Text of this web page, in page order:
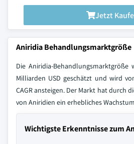
Jetzt
Aniridia Behandlungsmarktgröße
Die Aniridia-
Milliarden USD geschätzt und wird
CAGR ansteigen. Der Markt hat durch
von Aniridien ein erhebliches
Wichtigste Erkenntnisse zum